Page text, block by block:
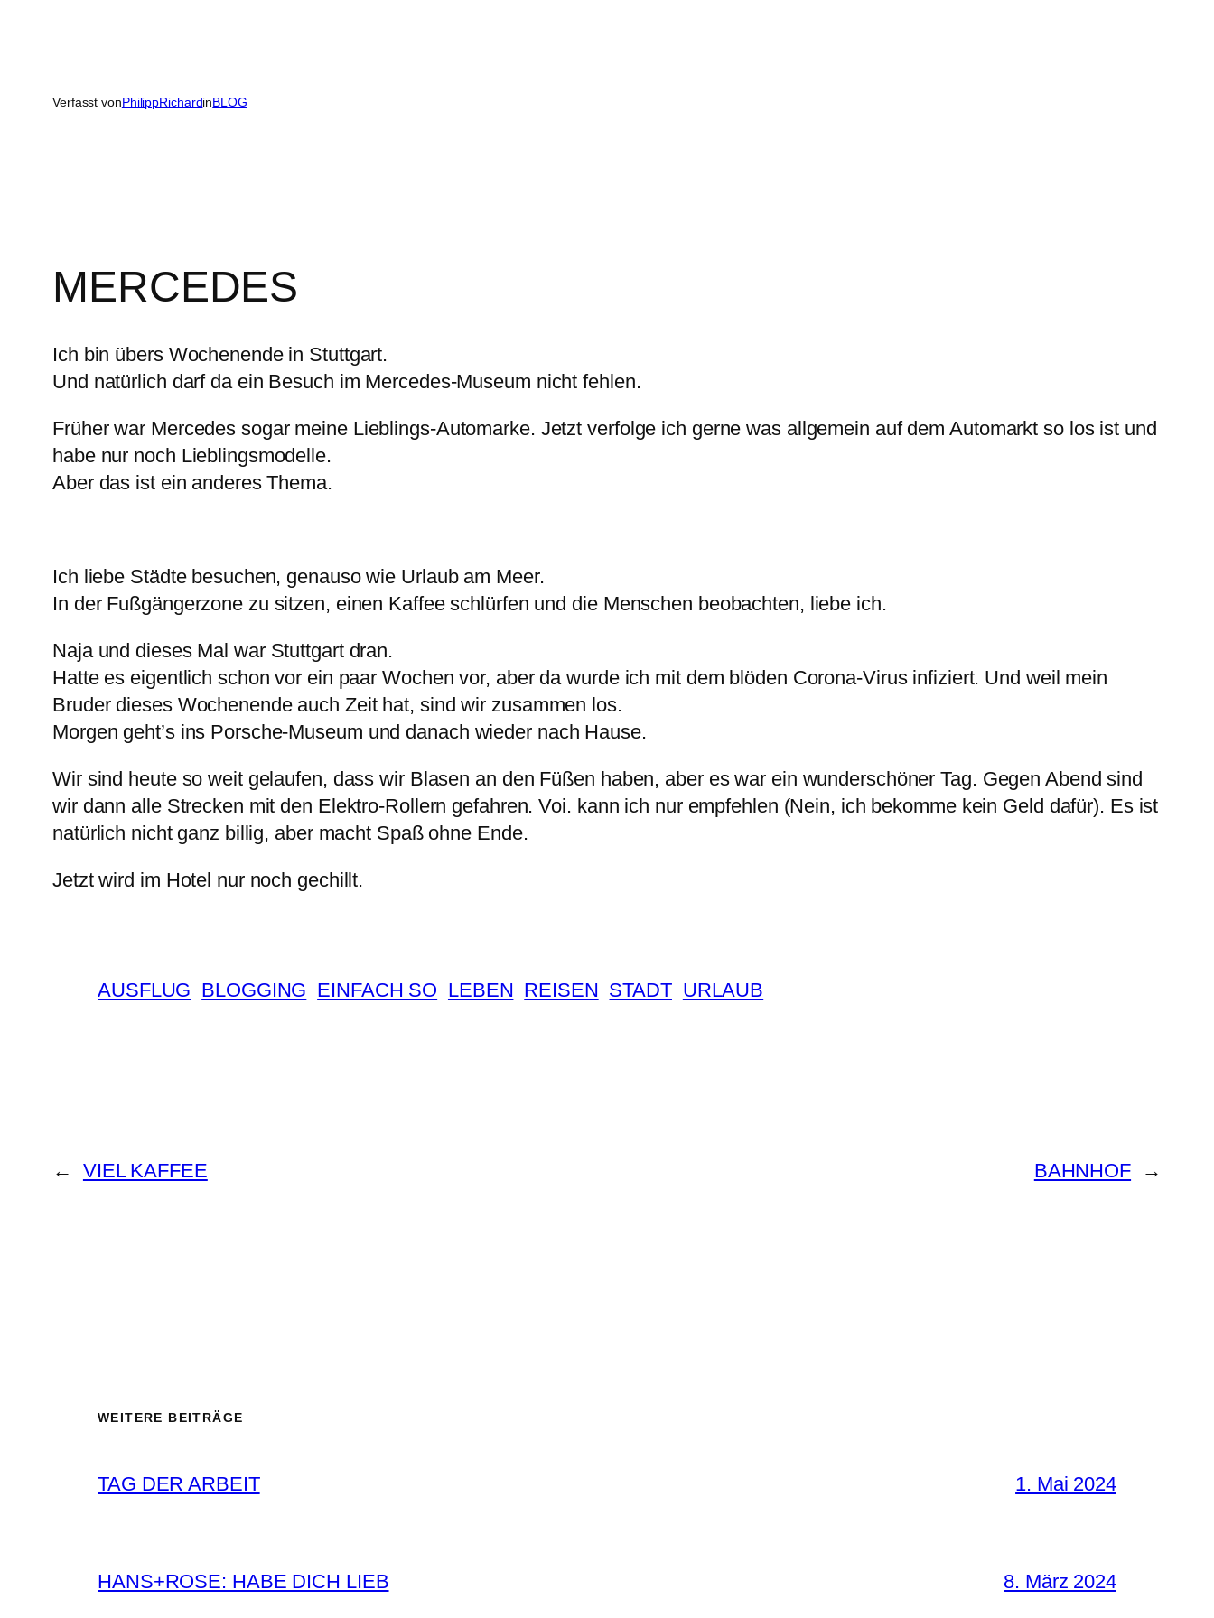
Verfasst vonPhilippRichardinBLOG
MERCEDES
Ich bin übers Wochenende in Stuttgart.
Und natürlich darf da ein Besuch im Mercedes-Museum nicht fehlen.
Früher war Mercedes sogar meine Lieblings-Automarke. Jetzt verfolge ich gerne was allgemein auf dem Automarkt so los ist und
habe nur noch Lieblingsmodelle.
Aber das ist ein anderes Thema.
Ich liebe Städte besuchen, genauso wie Urlaub am Meer.
In der Fußgängerzone zu sitzen, einen Kaffee schlürfen und die Menschen beobachten, liebe ich.
Naja und dieses Mal war Stuttgart dran.
Hatte es eigentlich schon vor ein paar Wochen vor, aber da wurde ich mit dem blöden Corona-Virus infiziert. Und weil mein
Bruder dieses Wochenende auch Zeit hat, sind wir zusammen los.
Morgen geht’s ins Porsche-Museum und danach wieder nach Hause.
Wir sind heute so weit gelaufen, dass wir Blasen an den Füßen haben, aber es war ein wunderschöner Tag. Gegen Abend sind
wir dann alle Strecken mit den Elektro-Rollern gefahren. Voi. kann ich nur empfehlen (Nein, ich bekomme kein Geld dafür). Es ist
natürlich nicht ganz billig, aber macht Spaß ohne Ende.
Jetzt wird im Hotel nur noch gechillt.
AUSFLUG BLOGGING EINFACH SO LEBEN REISEN STADT URLAUB
← VIEL KAFFEE BAHNHOF →
WEITERE BEITRÄGE
TAG DER ARBEIT 1. Mai 2024
HANS+ROSE: HABE DICH LIEB 8. März 2024